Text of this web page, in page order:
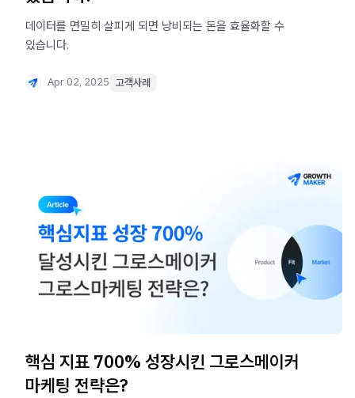
데이터를 면밀히 살피게 되면 낭비되는 돈을 효율화할 수
있습니다.
Apr 02, 2025 고객사례
핵심 지표 700% 성장시킨 그로스메이커
마케팅 전략은?